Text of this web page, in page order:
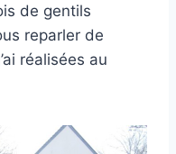
de gentils
reparler de
réalisées au